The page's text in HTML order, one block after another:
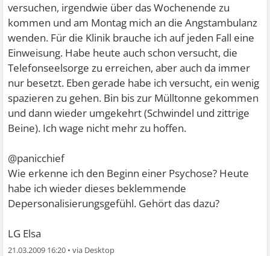
versuchen, irgendwie über das Wochenende zu
kommen und am Montag mich an die Angstambulanz
wenden. Für die Klinik brauche ich auf jeden Fall eine
Einweisung. Habe heute auch schon versucht, die
Telefonseelsorge zu erreichen, aber auch da immer
nur besetzt. Eben gerade habe ich versucht, ein wenig
spazieren zu gehen. Bin bis zur Mülltonne gekommen
und dann wieder umgekehrt (Schwindel und zittrige
Beine). Ich wage nicht mehr zu hoffen.
@panicchief
Wie erkenne ich den Beginn einer Psychose? Heute
habe ich wieder dieses beklemmende
Depersonalisierungsgefühl. Gehört das dazu?
LG Elsa
21.03.2009 16:20 •